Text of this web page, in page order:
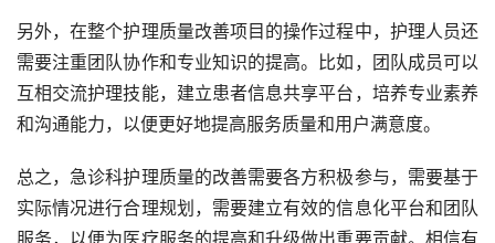
另外，在整个护理质量改善项目的操作过程中，护理人员还
需要注重团队协作和专业知识的提高。比如，团队成员可以
互相交流护理技能，建立患者信息共享平台，培养专业素养
和沟通能力，以便更好地提高服务质量和用户满意度。
总之，急诊科护理质量的改善需要各方积极参与，需要基于
实际情况进行合理规划，需要建立有效的信息化平台和团队
服务，以便为医疗服务的提高和升级做出重要贡献。相信有